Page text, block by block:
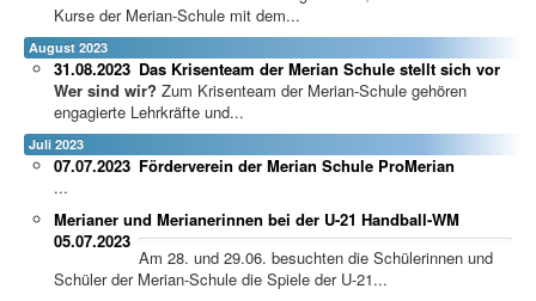
Kurse der Merian-Schule mit dem...
August 2023
Das Krisenteam der Merian Schule stellt sich vor
31.08.2023
Wer sind wir? Zum Krisenteam der Merian-Schule gehören
engagierte Lehrkräfte und...
Juli 2023
Förderverein der Merian Schule ProMerian
07.07.2023
...
Merianer und Merianerinnen bei der U-21 Handball-WM
05.07.2023
Am 28. und 29.06. besuchten die Schülerinnen und
Schüler der Merian-Schule die Spiele der U-21...